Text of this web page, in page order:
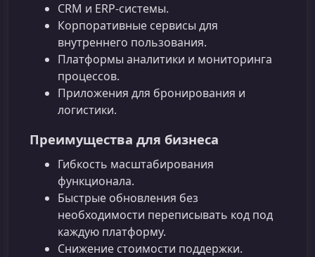
CRM и ERP‑системы.
Корпоративные сервисы для
внутреннего пользования.
Платформы аналитики и мониторинга
процессов.
Приложения для бронирования и
логистики.
Преимущества для бизнеса
Гибкость масштабирования
функционала.
Быстрые обновления без
необходимости переписывать код под
каждую платформу.
Снижение стоимости поддержки.